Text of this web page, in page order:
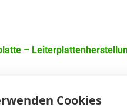
–
Cookies